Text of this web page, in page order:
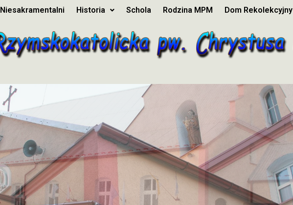
Niesakramentalni Historia Schola Rodzina MPM Dom Rekolekcyjny